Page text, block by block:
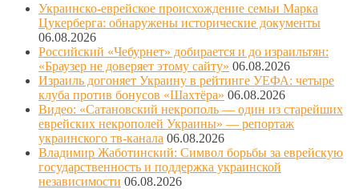
Украинско-еврейское происхождение семьи Марка
Цукерберга: обнаружены исторические документы
06.08.2026
Российский «Чебурнет» добирается и до израильтян:
«Браузер не доверяет этому сайту» 06.08.2026
Израиль догоняет Украину в рейтинге УЕФА: четыре
клуба против бонусов «Шахтёра» 06.08.2026
Видео: «Сатановский некрополь — один из старейших
еврейских некрополей Украины» — репортаж
украинского тв-канала 06.08.2026
Владимир Жаботинский: Символ борьбы за еврейскую
государственность и поддержка украинской
независимости 06.08.2026